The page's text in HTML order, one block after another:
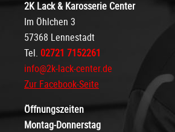
2K Lack & Karosserie Center
Im Öhlchen 3
57368 Lennestadt
Tel. 02721 7152261
info@2k-lack-center.de
Zur Facebook-Seite
Öffnungszeiten
Montag-Donnerstag